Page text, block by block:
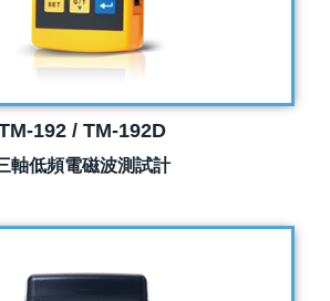
192 / TM-192D
軸低頻電磁波測試計